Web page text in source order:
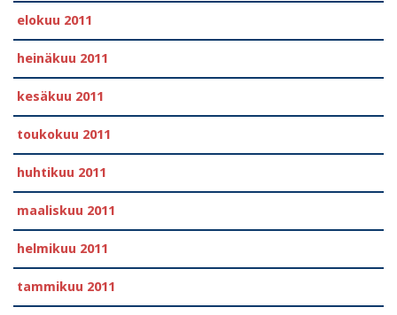
elokuu 2011
heinäkuu 2011
kesäkuu 2011
toukokuu 2011
huhtikuu 2011
maaliskuu 2011
helmikuu 2011
tammikuu 2011